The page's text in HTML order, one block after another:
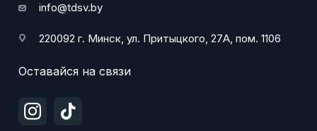
info@tdsv.by
220092 г. Минск, ул. Притыцкого, 27А, пом. 1106
Оставайся на связи